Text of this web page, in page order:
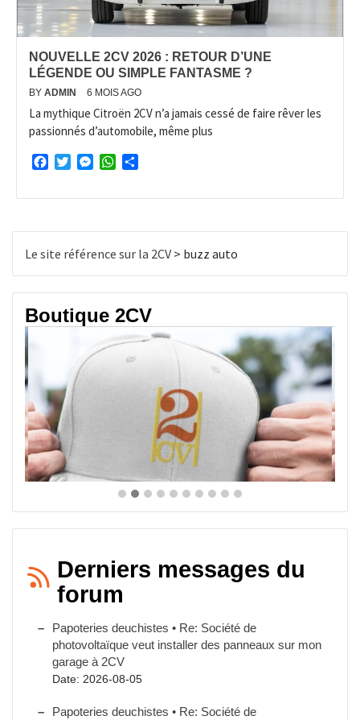
NOUVELLE 2CV 2026 : RETOUR D’UNE
LÉGENDE OU SIMPLE FANTASME ?
BY ADMIN 6 MOIS AGO
La mythique Citroën 2CV n’a jamais cessé de faire rêver les
passionnés d’automobile, même plus
FacebookTwitterMessengerWhatsApp
Le site référence sur la 2CV > buzz auto
Boutique 2CV
Derniers messages du
forum
Papoteries deuchistes • Re: Société de
photovoltaïque veut installer des panneaux sur mon
garage à 2CV
Date: 2026-08-05
Papoteries deuchistes • Re: Société de